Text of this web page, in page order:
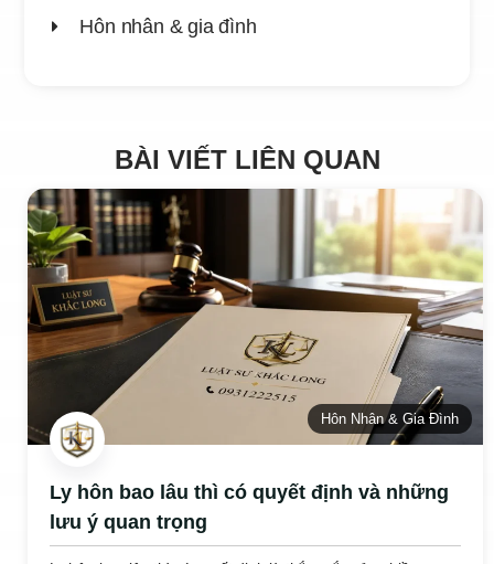
Hôn nhân & gia đình
BÀI VIẾT LIÊN QUAN
Hôn Nhân & Gia Đình
Ly hôn bao lâu thì có quyết định và những
lưu ý quan trọng